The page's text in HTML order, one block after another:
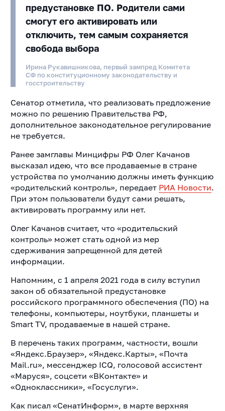
предустановке ПО. Родители сами
смогут его активировать или
отключить, тем самым сохраняется
свобода выбора
Ирина Рукавишникова, первый зампред Комитета
СФ по конституционному законодательству и
госстроительству
Сенатор отметила, что реализовать предложение
можно по решению Правительства РФ,
дополнительное законодательное регулирование
не требуется.
Ранее замглавы Минцифры РФ Олег Качанов
высказал идею, что все продаваемые в стране
устройства по умолчанию должны иметь функцию
«родительский контроль», передает РИА Новости.
При этом пользователи будут сами решать,
активировать программу или нет.
Олег Качанов считает, что «родительский
контроль» может стать одной из мер
сдерживания запрещенной для детей
информации.
Напомним, с 1 апреля 2021 года в силу вступил
закон об обязательной предустановке
российского программного обеспечения (ПО) на
телефоны, компьютеры, ноутбуки, планшеты и
Smart TV, продаваемые в нашей стране.
В перечень таких программ, частности, вошли
«Яндекс.Браузер», «Яндекс.Карты», «Почта
Mail.ru», мессенджер ICQ, голосовой ассистент
«Маруся», соцсети «ВКонтакте» и
«Одноклассники», «Госуслуги».
Как писал «СенатИнформ», в марте верхняя